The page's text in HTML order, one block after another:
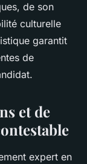
de son
culturelle
garantit
de
et de
expert en